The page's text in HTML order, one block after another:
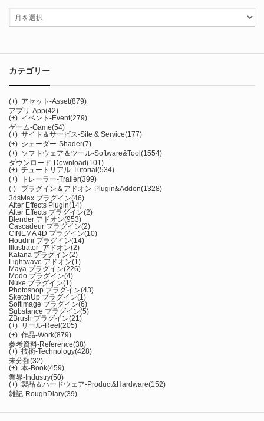
カテゴリー
(+) アセット-Asset(879)
アプリ-App(42)
(+) イベント-Event(279)
ゲーム-Game(54)
(+) サイト＆サービス-Site & Service(177)
(+) シェーダー-Shader(7)
(+) ソフトウェア＆ツール-Software&Tool(1554)
ダウンロード-Download(101)
(+) チュートリアル-Tutorial(534)
(+)
トレーラー-Trailer(399)
(-)
プラグイン＆アドオン-Plugin&Addon(1328)
3dsMax プラグイン(46)
After Effects Plugin(14)
After Effects プラグイン(2)
Blender アドオン(953)
Cascadeur プラグイン(2)
CINEMA 4D プラグイン(10)
Houdini プラグイン(14)
Illustrator_アドオン(2)
Katana プラグイン(2)
Lightwave アドオン(1)
Maya プラグイン(226)
Modo プラグイン(4)
Nuke プラグイン(1)
Photoshop プラグイン(43)
SketchUp プラグイン(1)
Softimage プラグイン(6)
Substance プラグイン(5)
ZBrush プラグイン(21)
(+) リール-Reel(205)
(+) 作品-Work(879)
参考資料-Reference(38)
(+) 技術-Technology(428)
未分類(32)
(+) 本-Book(459)
業界-Industry(50)
(+) 製品＆ハードウェア-Product&Hardware(152)
雑記-RoughDiary(39)